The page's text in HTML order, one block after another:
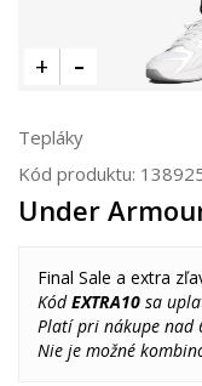
Tepláky
Kód produktu:
Under
Final Sale a extra
KódEXTRA10 sa
Platí pri nákupe nad
Nie je možné